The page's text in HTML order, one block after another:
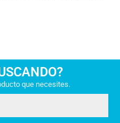
que necesites.